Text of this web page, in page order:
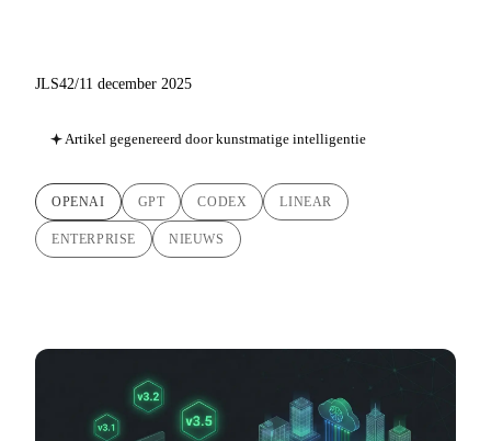
JLS42/11 december 2025
Artikel gegenereerd door kunstmatige intelligentie
OPENAI GPT CODEX LINEAR
ENTERPRISE NIEUWS